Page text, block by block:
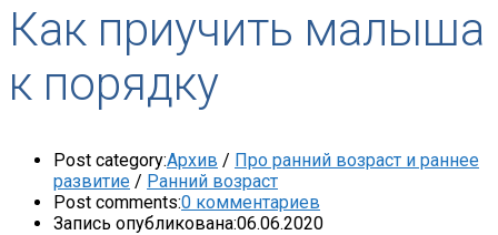
Как приучить малыша
к порядку
Post category:Архив / Про ранний возраст и раннее
развитие / Ранний возраст
Post comments:0 комментариев
Запись опубликована:06.06.2020